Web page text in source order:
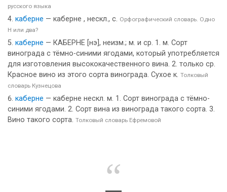
русского языка
каберне — каберне , нескл., с. Орфографический словарь. Одно
Н или два?
каберне — КАБЕРНЕ [нэ], неизм.; м. и ср. 1. м. Сорт
винограда с тёмно-синими ягодами, который употребляется
для изготовления высококачественного вина. 2. только ср.
Красное вино из этого сорта винограда. Сухое к. Толковый
словарь Кузнецова
каберне — каберне нескл. м. 1. Сорт винограда с тёмно-
синими ягодами. 2. Сорт вина из винограда такого сорта. 3.
Вино такого сорта. Толковый словарь Ефремовой